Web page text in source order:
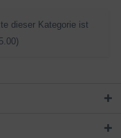
dieser Kategorie ist